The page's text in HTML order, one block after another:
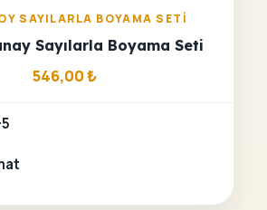
SAYILARLA BOYAMA SETI
Sayılarla Boyama Seti
546,00₺